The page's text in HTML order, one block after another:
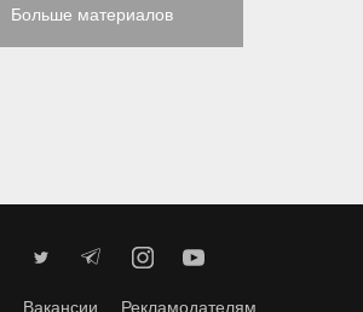
Больше материалов
Вакансии Рекламодателям